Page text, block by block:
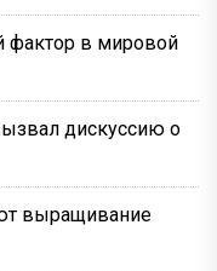
фактор в мировой
дискуссию о
выращивание